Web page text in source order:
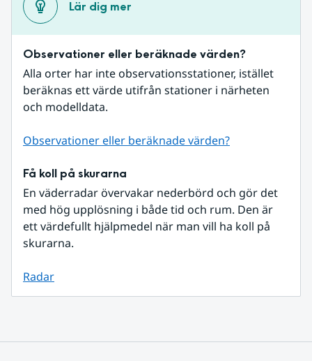
Lär dig mer
Observationer eller beräknade värden?
Alla orter har inte observationsstationer, istället
beräknas ett värde utifrån stationer i närheten
och modelldata.
Observationer eller beräknade värden?
Få koll på skurarna
En väderradar övervakar nederbörd och gör det
med hög upplösning i både tid och rum. Den är
ett värdefullt hjälpmedel när man vill ha koll på
skurarna.
Radar